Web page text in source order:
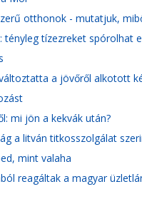
otthonok - mutatjuk,
tényleg tízezreket spórolhat
a jövőről alkotott
mi jön a kekvák után?
a litván titkosszolgálat
mint valaha
reagáltak a magyar